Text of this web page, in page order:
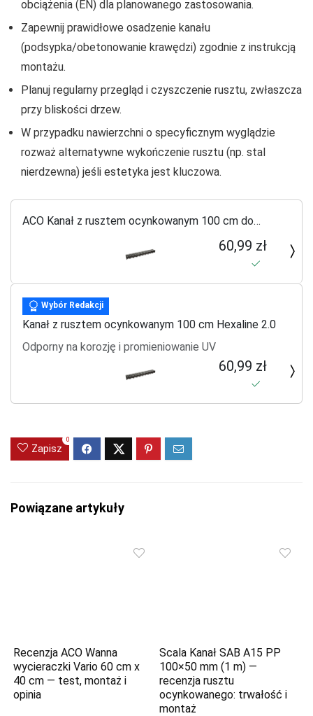
obciążenia (EN) dla planowanego zastosowania.
Zapewnij prawidłowe osadzenie kanału
(podsypka/obetonowanie krawędzi) zgodnie z instrukcją
montażu.
Planuj regularny przegląd i czyszczenie rusztu, zwłaszcza
przy bliskości drzew.
W przypadku nawierzchni o specyficznym wyglądzie
rozważ alternatywne wykończenie rusztu (np. stal
nierdzewna) jeśli estetyka jest kluczowa.
ACO Kanał z rusztem ocynkowanym 100 cm do
60,99 zł
Wybór Redakcji
Kanał z rusztem ocynkowanym 100 cm Hexaline 2.0
Odporny na korozję i promieniowanie UV
60,99 zł
Zapisz
0
Powiązane artykuły
Recenzja ACO Wanna
wycieraczki Vario 60 cm x
40 cm — test, montaż i
opinia
Scala Kanał SAB A15 PP
100×50 mm (1 m) —
recenzja rusztu
ocynkowanego: trwałość i
montaż